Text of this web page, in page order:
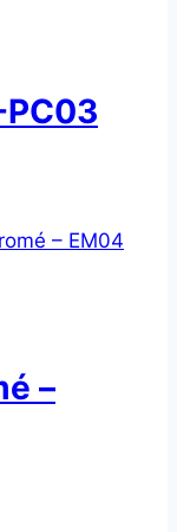
–